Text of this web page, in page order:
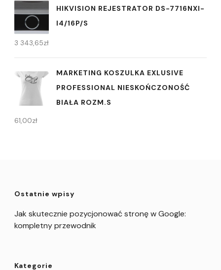
HIKVISION REJESTRATOR DS-7716NXI-
I4/16P/S
3 343,65zł
MARKETING KOSZULKA EXLUSIVE
PROFESSIONAL NIESKOŃCZONOŚĆ
BIAŁA ROZM.S
61,00zł
Ostatnie wpisy
Jak skutecznie pozycjonować stronę w Google:
kompletny przewodnik
Kategorie